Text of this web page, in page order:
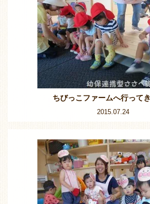
ちびっこファームへ行って
2015.07.24